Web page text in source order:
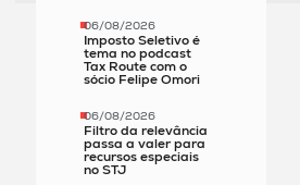
06/08/2026
Imposto Seletivo é
tema no podcast
Tax Route com o
sócio Felipe Omori
06/08/2026
Filtro da relevância
passa a valer para
recursos especiais
no STJ